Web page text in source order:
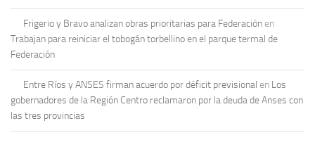
Frigerio y Bravo analizan obras prioritarias para Federación en
Trabajan para reiniciar el tobogán torbellino en el parque termal de
Federación
Entre Ríos y ANSES firman acuerdo por déficit previsional en Los
gobernadores de la Región Centro reclamaron por la deuda de Anses con
las tres provincias